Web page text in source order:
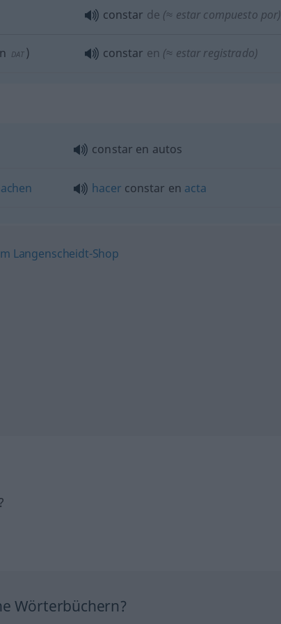
constar de (≈ estar compuesto por)
DAT ) constar en (≈ estar registrado)
constar en autos
hacer constar en acta
Wörterbüchern?